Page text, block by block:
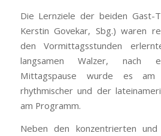
Die Lernziele der beiden Gast-
Kerstin Govekar, Sbg.) waren
den Vormittagsstunden
langsamen Walzer, nach
Mittagspause wurde es am
rhythmischer und der
am Programm.
Neben den konzentrierten